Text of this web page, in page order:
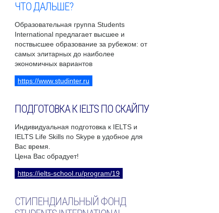
ЧТО ДАЛЬШЕ?
Образовательная группа Students
International предлагает высшее и
поствысшее образование за рубежом: от
самых элитарных до наиболее
экономичных вариантов
https://www.studinter.ru
ПОДГОТОВКА К IELTS ПО СКАЙПУ
Индивидуальная подготовка к IELTS и
IELTS Life Skills по Skype в удобное для
Вас время.
Цена Вас обрадует!
https://ielts-school.ru/program/19
СТИПЕНДИАЛЬНЫЙ ФОНД